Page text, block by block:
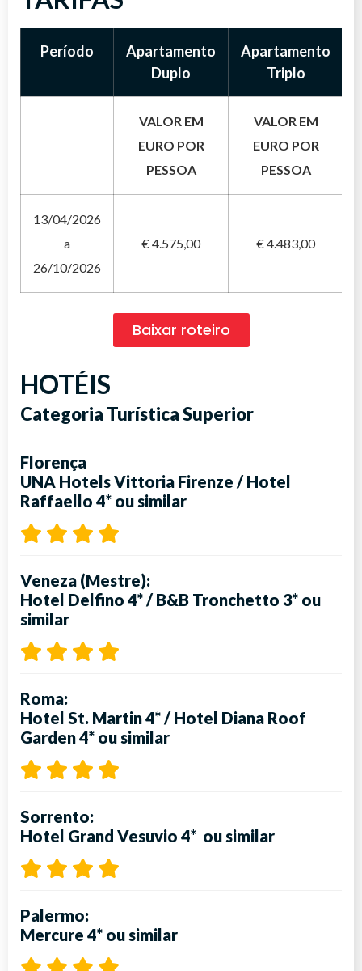
Período
Apartamento
Duplo
Apartamento
Triplo
VALOR EM
EURO POR
PESSOA
VALOR EM
EURO POR
PESSOA
13/04/2026
a
26/10/2026
€ 4.575,00 € 4.483,00
Baixar roteiro
HOTÉIS
Categoria Turística Superior
Florença
UNA Hotels Vittoria Firenze /Hotel
Raffaello 4* ou similar
Veneza (Mestre):
Hotel Delfino 4*/B&B Tronchetto 3* ou
similar
Roma:
Hotel St. Martin 4*/Hotel Diana Roof
Garden 4* ou similar
Sorrento:
Hotel Grand Vesuvio 4* ou similar
Palermo:
Mercure 4* ou similar